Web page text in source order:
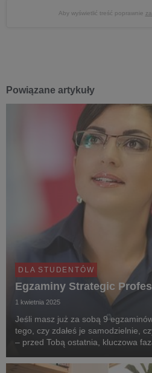
Aby wyświetlić treść poprawnie
Powiązane artykuły
DLA STUDENTÓW
Egzaminy Strategic
1 kwietnia 2025
Jeśli masz już za sobą 9
tego, czy zdałeś je samodzielnie,
– przed Tobą ostatnia, kluczowa